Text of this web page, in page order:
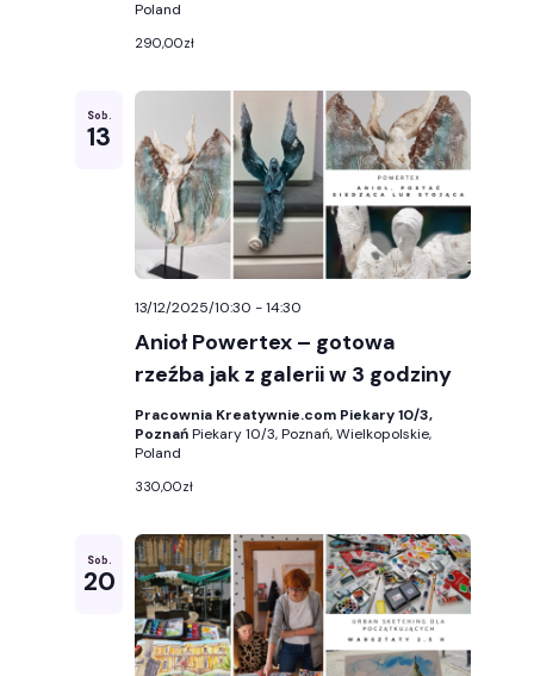
Poland
290,00zł
Sob.
13
Anioł Powertex – gotowa
rzeźba jak z galerii w 3 godziny
13/12/2025/10:30 -14:30
Pracownia Kreatywnie.com Piekary 10/3,
PoznańPiekary 10/3, Poznań, Wielkopolskie,
Poland
330,00zł
Sob.
20